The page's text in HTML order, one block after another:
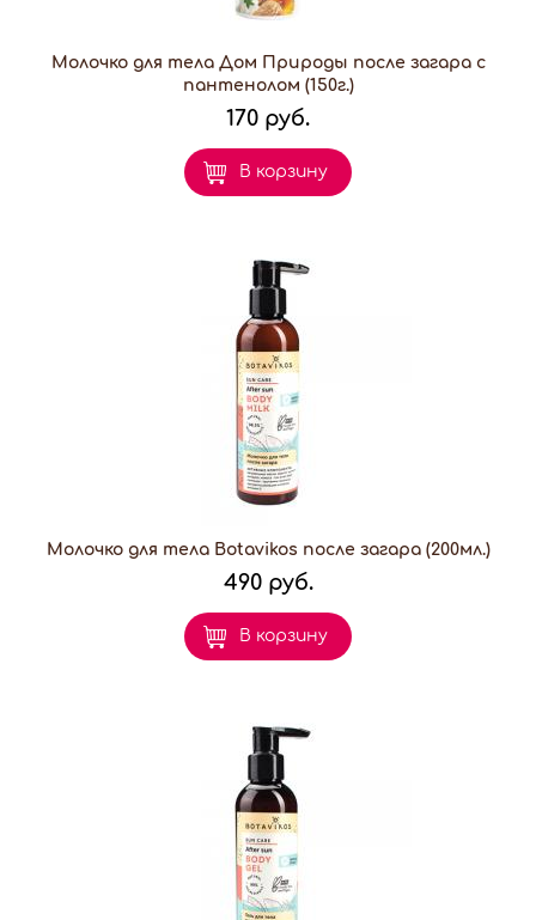
Молочко для тела Дом Природы после загара с
пантенолом (150г.)
170 руб.
В корзину
Молочко для тела Botavikos после загара (200мл.)
490 руб.
В корзину